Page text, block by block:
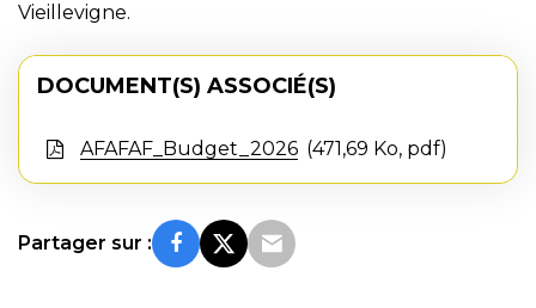
Vieillevigne.
DOCUMENT(S) ASSOCIÉ(S)
AFAFAF_Budget_2026 471,69 Ko, pdf
Partager sur :